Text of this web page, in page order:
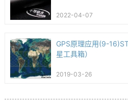
2022-04-07
GPS原理应用(9-
星工具箱）
2019-03-26